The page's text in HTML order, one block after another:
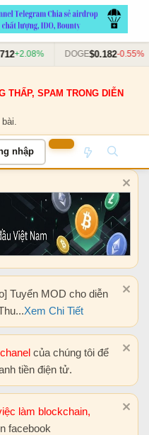
+2.08% DOGE$0.182-0.55%
THẤP, SPAM TRONG DIỄN
nhập
Tuyển MOD cho diễn
Xem Chi Tiết
chanel của chúng tôi để
tiền điện tử.
làm blockchain,
facebook